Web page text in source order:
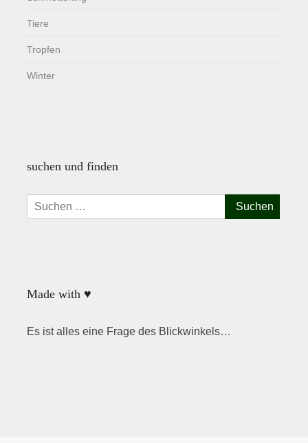
Tiere
Tropfen
Winter
suchen und finden
Suchen
nach:
Made with ♥
Es ist alles eine Frage des Blickwinkels…